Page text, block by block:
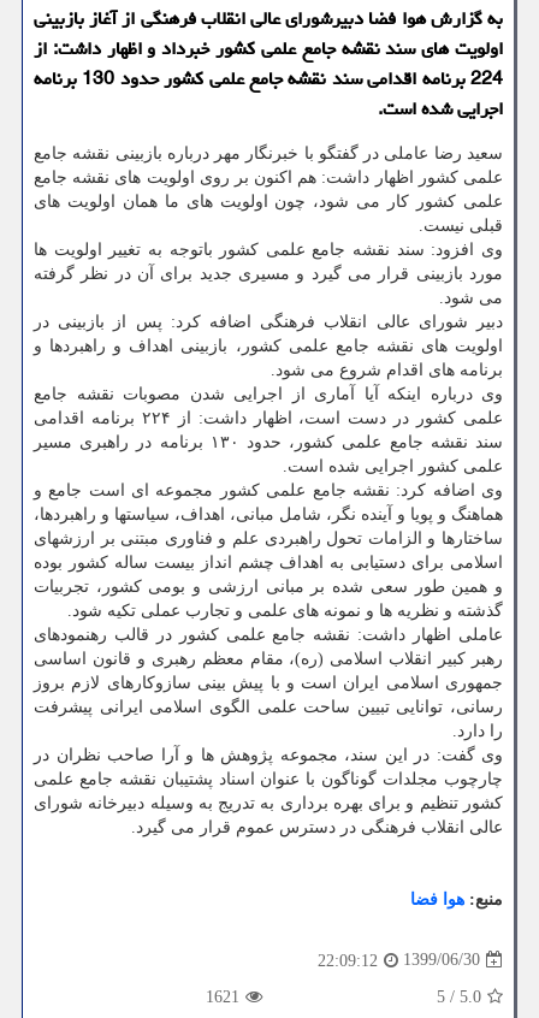
به گزارش هوا فضا دبیرشورای عالی انقلاب فرهنگی از آغاز بازبینی
اولویت های سند نقشه جامع علمی كشور خبرداد و اظهار داشت: از
224 برنامه اقدامی سند نقشه جامع علمی كشور حدود 130 برنامه
اجرایی شده است.
سعید رضا عاملی در گفتگو با خبرنگار مهر درباره بازبینی نقشه جامع
علمی کشور اظهار داشت: هم اکنون بر روی اولویت های نقشه جامع
علمی کشور کار می شود، چون اولویت های ما همان اولویت های
قبلی نیست.
وی افزود: سند نقشه جامع علمی کشور باتوجه به تغییر اولویت ها
مورد بازبینی قرار می گیرد و مسیری جدید برای آن در نظر گرفته
می شود.
دبیر شورای عالی انقلاب فرهنگی اضافه کرد: پس از بازبینی در
اولویت های نقشه جامع علمی کشور، بازبینی اهداف و راهبردها و
برنامه های اقدام شروع می شود.
وی درباره اینکه آیا آماری از اجرایی شدن مصوبات نقشه جامع
علمی کشور در دست است، اظهار داشت: از ۲۲۴ برنامه اقدامی
سند نقشه جامع علمی کشور، حدود ۱۳۰ برنامه در راهبری مسیر
علمی کشور اجرایی شده است.
وی اضافه کرد: نقشه جامع علمی کشور مجموعه ای است جامع و
هماهنگ و پویا و آینده نگر، شامل مبانی، اهداف، سیاستها و راهبردها،
ساختارها و الزامات تحول راهبردی علم و فناوری مبتنی بر ارزشهای
اسلامی برای دستیابی به اهداف چشم انداز بیست ساله کشور بوده
و همین طور سعی شده بر مبانی ارزشی و بومی کشور، تجربیات
گذشته و نظریه ها و نمونه های علمی و تجارب عملی تکیه شود.
عاملی اظهار داشت: نقشه جامع علمی کشور در قالب رهنمودهای
رهبر کبیر انقلاب اسلامی (ره)، مقام معظم رهبری و قانون اساسی
جمهوری اسلامی ایران است و با پیش بینی سازوکارهای لازم بروز
رسانی، توانایی تبیین ساحت علمی الگوی اسلامی ایرانی پیشرفت
را دارد.
وی گفت: در این سند، مجموعه پژوهش ها و آرا صاحب نظران در
چارچوب مجلدات گوناگون با عنوان اسناد پشتیبان نقشه جامع علمی
کشور تنظیم و برای بهره برداری به تدریج به وسیله دبیرخانه شورای
عالی انقلاب فرهنگی در دسترس عموم قرار می گیرد.
منبع: هوا فضا
1399/06/30
22:09:12
5.0
/
5
1621